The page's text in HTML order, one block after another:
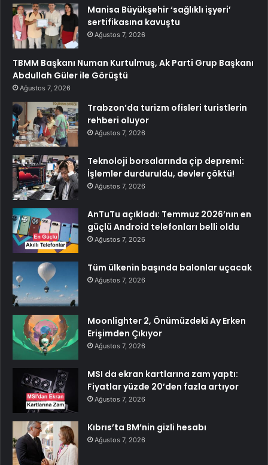
Manisa Büyükşehir ‘sağlıklı işyeri’
sertifikasına kavuştu
Ağustos 7, 2026
TBMM Başkanı Numan Kurtulmuş, Ak Parti Grup Başkanı
Abdullah Güler ile Görüştü
Ağustos 7, 2026
Trabzon’da turizm ofisleri turistlerin
rehberi oluyor
Ağustos 7, 2026
Teknoloji borsalarında çip depremi:
İşlemler durduruldu, devler çöktü!
Ağustos 7, 2026
AnTuTu açıkladı: Temmuz 2026’nın en
güçlü Android telefonları belli oldu
Ağustos 7, 2026
Tüm ülkenin başında balonlar uçacak
Ağustos 7, 2026
Moonlighter 2, Önümüzdeki Ay Erken
Erişimden Çıkıyor
Ağustos 7, 2026
MSI da ekran kartlarına zam yaptı:
Fiyatlar yüzde 20’den fazla artıyor
Ağustos 7, 2026
Kıbrıs’ta BM’nin gizli hesabı
Ağustos 7, 2026